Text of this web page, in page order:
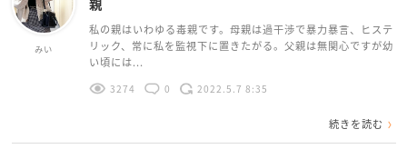
みい
親
私の親はいわゆる毒親です。母親は過干渉で暴力暴言、ヒステ
リック、常に私を監視下に置きたがる。父親は無関心ですが幼
い頃には...
3274 0 2022.5.7 8:35
続きを読む